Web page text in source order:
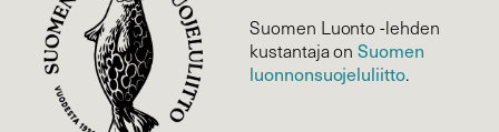
Suomen Luonto -lehden
kustantaja onSuomen
luonnonsuojelu­liitto.